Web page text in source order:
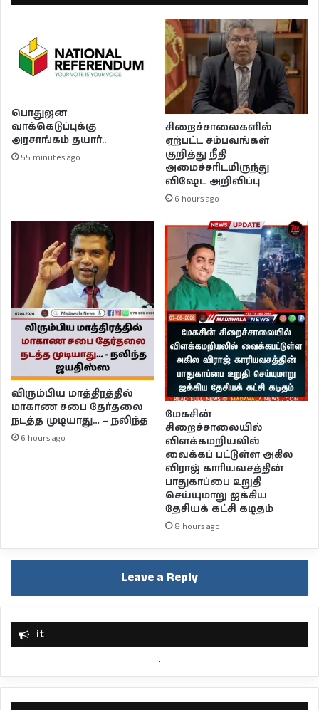
பொதுஜன
வாக்கெடுப்புக்கு
அரசாங்கம் தயார்..
55 minutes ago
சிறைச்சாலைகளில்
ஏற்பட்ட சம்பவங்கள்
குறித்து நீதி
அமைச்சரிடமிருந்து
விஷேட அறிவிப்பு
6 hours ago
விரும்பிய மாத்திரத்தில்
மாகாண சபை தேர்தலை
நடத்த முடியாது… – நலிந்த
6 hours ago
மேகசின்
சிறைச்சாலையில்
விளக்கமறியலில்
வைக்கப் பட்டுள்ள அகில
விராஜ் காரியவசத்தின்
பாதுகாப்பை உறுதி
செய்யுமாறு ஐக்கிய
தேசியக் கட்சி கடிதம்
8 hours ago
Leave a Reply
it